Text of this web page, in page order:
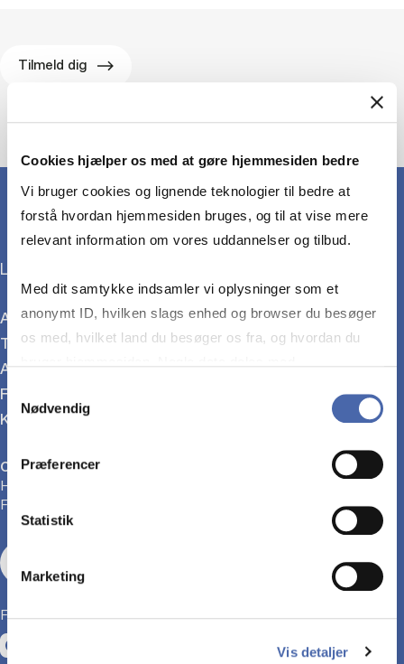
Cookies hjælper os med at gøre hjemmesiden bedre
Vi bruger cookies og lignende teknologier til bedre at
forstå hvordan hjemmesiden bruges, og til at vise mere
relevant information om vores uddannelser og tilbud.
Med dit samtykke indsamler vi oplysninger som et
anonymt ID, hvilken slags enhed og browser du besøger
os med, hvilket land du besøger os fra, og hvordan du
markedsføring. Du bestemmer selv - og kan altid trække
Samtykkevalg
Nødvendig
Præferencer
Statistik
Marketing
Vis detaljer
Tilmeld dig
Læs mere om HD-uddannelserne:
Alle HD-uddannelser
Tilmeld dig HD
Adgangskrav
For virksomheder
Kurser
CBS HD
Har du spørgsmål?
Find vores kontaktoplysninger her:
Følg CBS HD på
Opens in a new tab